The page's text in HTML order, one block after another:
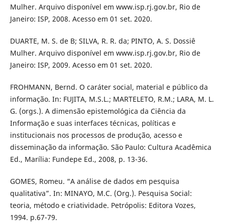
Mulher. Arquivo disponível em www.isp.rj.gov.br, Rio de
Janeiro: ISP, 2008. Acesso em 01 set. 2020.
DUARTE, M. S. de B; SILVA, R. R. da; PINTO, A. S. Dossiê
Mulher. Arquivo disponível em www.isp.rj.gov.br, Rio de
Janeiro: ISP, 2009. Acesso em 01 set. 2020.
FROHMANN, Bernd. O caráter social, material e público da
informação. In: FUJITA, M.S.L.; MARTELETO, R.M.; LARA, M. L.
G. (orgs.). A dimensão epistemológica da Ciência da
Informação e suas interfaces técnicas, políticas e
institucionais nos processos de produção, acesso e
disseminação da informação. São Paulo: Cultura Acadêmica
Ed., Marília: Fundepe Ed., 2008, p. 13-36.
GOMES, Romeu. “A análise de dados em pesquisa
qualitativa”. In: MINAYO, M.C. (Org.). Pesquisa Social:
teoria, método e criatividade. Petrópolis: Editora Vozes,
1994. p.67-79.